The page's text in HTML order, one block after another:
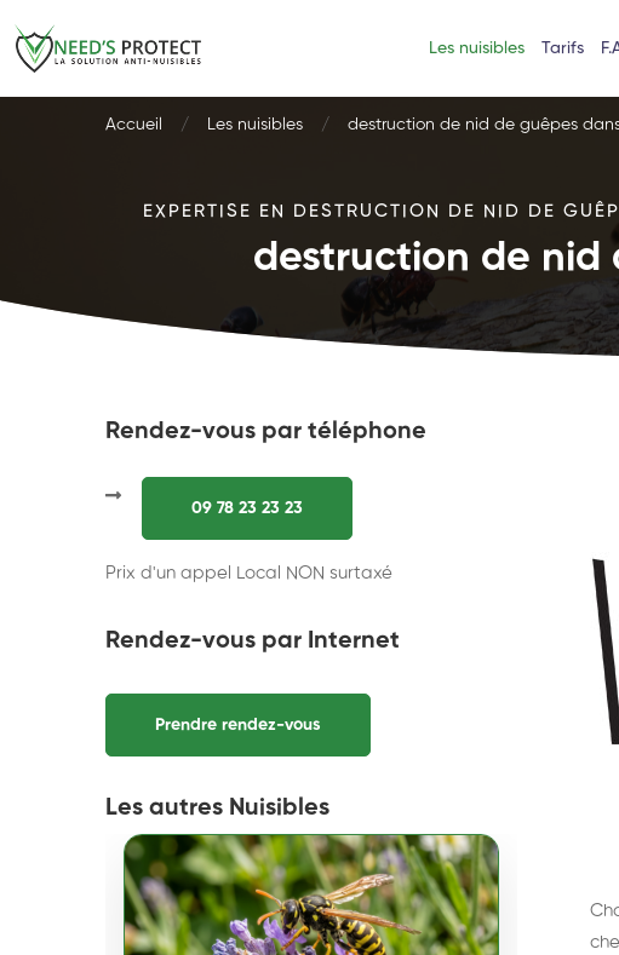
Les nuisibles Tarifs
Accueil Les nuisibles destruction de nid de guêpes
EXPERTISE EN DESTRUCTION DE NID DE
destruction de nid
Rendez-vous par téléphone
09 78 23 23 23
Prix d'un appel Local NON surtaxé
Rendez-vous par Internet
Prendre rendez-vous
Les autres Nuisibles